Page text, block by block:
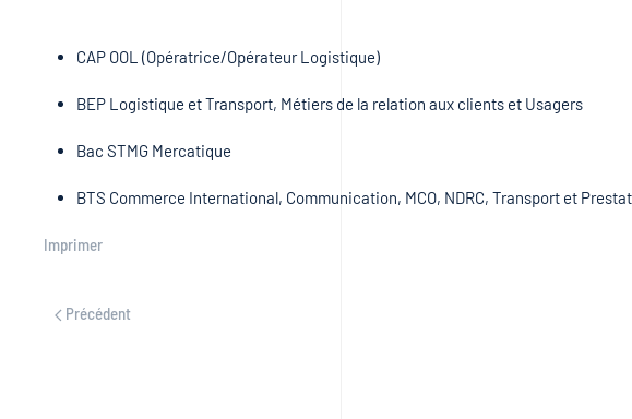
CAP OOL (Opératrice/Opérateur Logistique)
BEP Logistique et Transport, Métiers de la relation aux clients et Usagers
Bac STMG Mercatique
BTS Commerce International, Communication, MCO, NDRC, Transport et
Imprimer
Précédent